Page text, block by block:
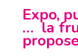
Expo,
… la